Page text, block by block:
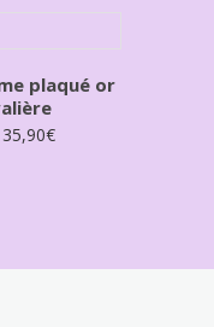
plaqué or
35,90€